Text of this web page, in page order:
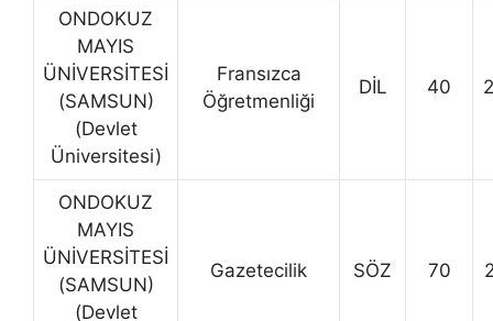
ONDOKUZ
MAYIS
ÜNİVERSİTESİ
(SAMSUN)
(Devlet
Üniversitesi)
Fransızca
Öğretmenliği
DİL 40
ONDOKUZ
MAYIS
ÜNİVERSİTESİ
(SAMSUN)
(Devlet
Gazetecilik SÖZ 70